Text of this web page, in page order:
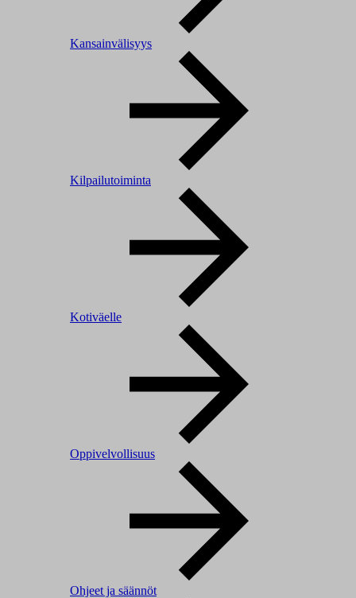
Kansainvälisyys
Kilpailutoiminta
Kotiväelle
Oppivelvollisuus
Ohjeet ja säännöt